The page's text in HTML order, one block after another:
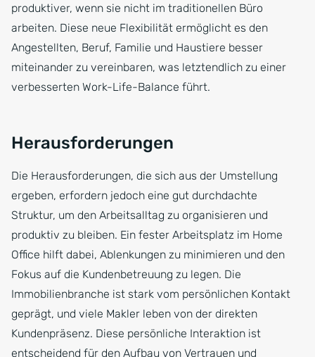
produktiver, wenn sie nicht im traditionellen Büro
arbeiten. Diese neue Flexibilität ermöglicht es den
Angestellten, Beruf, Familie und Haustiere besser
miteinander zu vereinbaren, was letztendlich zu einer
verbesserten Work-Life-Balance führt.
Herausforderungen
Die Herausforderungen, die sich aus der Umstellung
ergeben, erfordern jedoch eine gut durchdachte
Struktur, um den Arbeitsalltag zu organisieren und
produktiv zu bleiben. Ein fester Arbeitsplatz im Home
Office hilft dabei, Ablenkungen zu minimieren und den
Fokus auf die Kundenbetreuung zu legen. Die
Immobilienbranche ist stark vom persönlichen Kontakt
geprägt, und viele Makler leben von der direkten
Kundenpräsenz. Diese persönliche Interaktion ist
entscheidend für den Aufbau von Vertrauen und